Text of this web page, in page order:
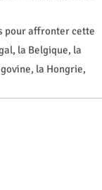
pour affronter cette
la Belgique, la
la Hongrie,